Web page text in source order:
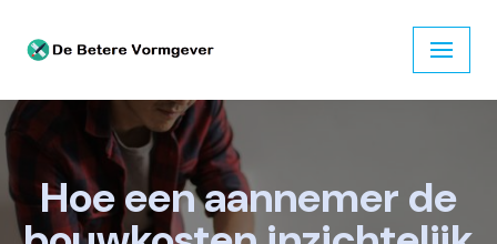
Ga
inhoud
Hoe een aannemer de